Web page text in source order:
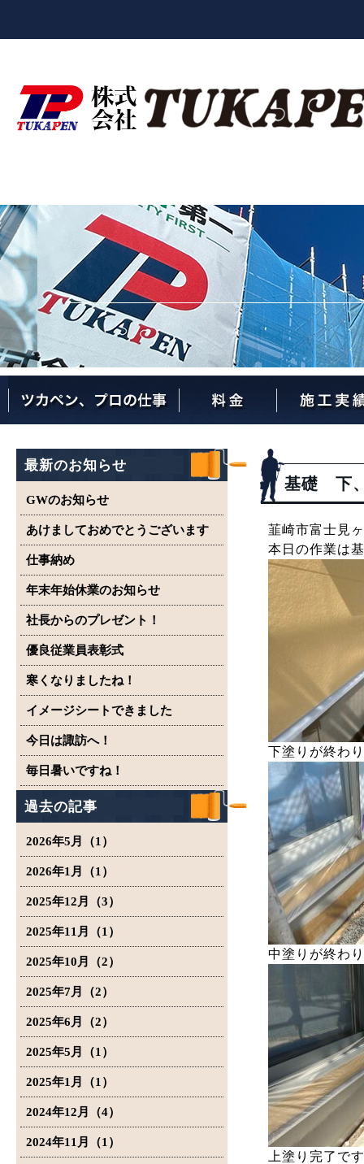
最新のお知らせ
GWのお知らせ
あけましておめでとうございます
仕事納め
年末年始休業のお知らせ
社長からのプレゼント！
優良従業員表彰式
寒くなりましたね！
イメージシートできました
今日は諏訪へ！
毎日暑いですね！
過去の記事
2026年5月（1）
2026年1月（1）
2025年12月（3）
2025年11月（1）
2025年10月（2）
2025年7月（2）
2025年6月（2）
2025年5月（1）
2025年1月（1）
2024年12月（4）
2024年11月（1）
基礎 下
韮崎市富士見
本日の作業は
下塗りが終わ
中塗りが終わ
上塗り完了で